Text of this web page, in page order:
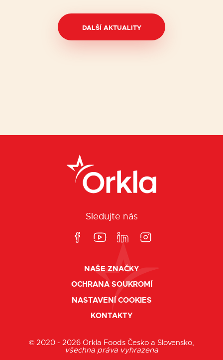
DALŠÍ AKTUALITY
Sledujte nás
NAŠE ZNAČKY
OCHRANA SOUKROMÍ
NASTAVENÍ COOKIES
KONTAKTY
© 2020 - 2026 Orkla Foods Česko a Slovensko,
všechna práva vyhrazena